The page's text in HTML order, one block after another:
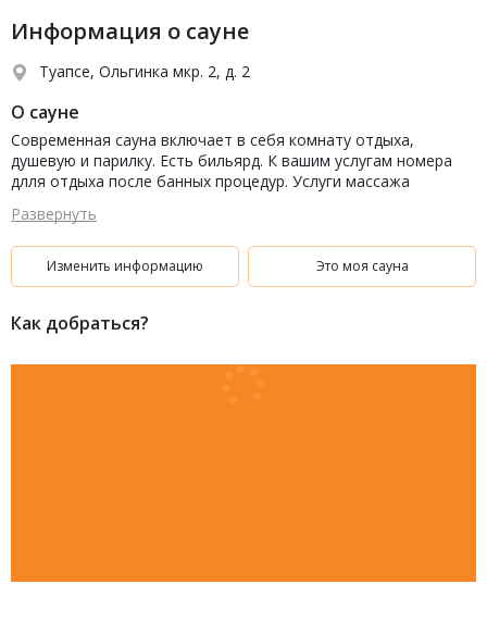
Информация о сауне
Туапсе, Ольгинка мкр. 2, д. 2
О сауне
Современная сауна включает в себя комнату отдыха,
душевую и парилку. Есть бильярд. К вашим услугам номера
длля отдыха после банных процедур. Услуги массажа
Развернуть
Изменить информацию Это моя сауна
Как добраться?